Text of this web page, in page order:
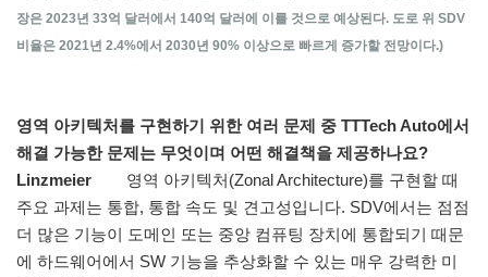
장은 2023년 33억 달러에서 140억 달러에 이를 것으로 예상된다. 도로 위 SDV
비율은 2021년 2.4%에서 2030년 90% 이상으로 빠르게 증가할 전망이다.)
영역 아키텍처를 구현하기 위한 여러 문제 중 TTTech Auto에서
해결 가능한 문제는 무엇이며 어떤 해결책을 제공하나요?
Linzmeier 영역 아키텍처(Zonal Architecture)를 구현할 때
주요 과제는 통합, 통합 속도 및 견고성입니다. SDV에서는 점점
더 많은 기능이 도메인 또는 중앙 컴퓨팅 장치에 통합되기 때문
에 하드웨어에서 SW 기능을 추상화할 수 있는 매우 강력한 미